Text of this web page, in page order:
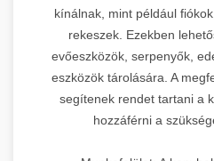
kínálnak, mint például
rekeszek. Ezekben
evőeszközök, serpenyők,
eszközök tárolására. A
segítenek rendet tartani a
hozzáférni a